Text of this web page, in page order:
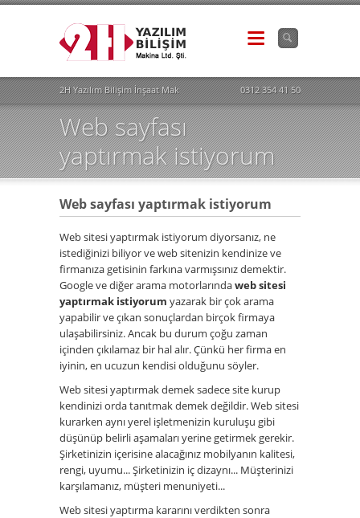
2H Yazılım Bilişim İnşaat Makina İhr. İth. San. Tic.Ltd.Şti. - 0312 354 41
0312 354 41 50
Web sayfası
yaptırmak istiyorum
Web sayfası yaptırmak istiyorum
Web sitesi yaptırmak istiyorum diyorsanız, ne
istediğinizi biliyor ve web sitenizin kendinize ve
firmanıza getisinin farkına varmışsınız demektir.
Google ve diğer arama motorlarındaweb sitesi
yaptırmak istiyorum yazarak bir çok arama
yapabilir ve çıkan sonuçlardan birçok firmaya
ulaşabilirsiniz. Ancak bu durum çoğu zaman
içinden çıkılamaz bir hal alır. Çünkü her firma en
iyinin, en ucuzun kendisi olduğunu söyler.
Web sitesi yaptırmak demek sadece site kurup
kendinizi orda tanıtmak demek değildir. Web sitesi
kurarken aynı yerel işletmenizin kuruluşu gibi
düşünüp belirli aşamaları yerine getirmek gerekir.
Şirketinizin içerisine alacağınız mobilyanın kalitesi,
rengi, uyumu... Şirketinizin iç dizaynı... Müşterinizi
karşılamanız, müşteri menuniyeti...
Web sitesi yaptırma kararını verdikten sonra